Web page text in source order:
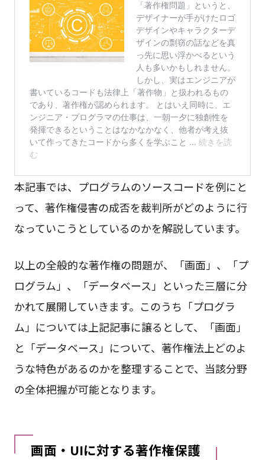
本記事では、プログラムのソースコードを例にと
って、著作権侵害の成否を裁判所がどのように行
なっていこうとしているのかを解説しています。
以上の全般的な著作権の問題が、「画面」、「プ
ログラム」、「データベース」といった三層に分
かれて展開していきます。このうち「プログラ
ム」については上記記事に譲るとして、「画面」
と「データベース」について、著作権法上どのよ
うな特色があるのかを整理することで、当該分野
の全体把握が可能となります。
画面・UIに対する著作権保護